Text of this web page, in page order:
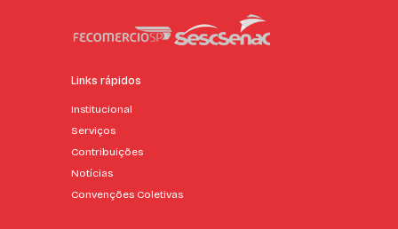
Links rápidos
Institucional
Serviços
Contribuições
Notícias
Convenções Coletivas